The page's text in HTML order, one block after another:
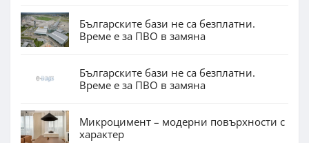
Българските бази не са безплатни.
Време е за ПВО в замяна
Българските бази не са безплатни.
Време е за ПВО в замяна
Микроцимент – модерни повърхности с
характер